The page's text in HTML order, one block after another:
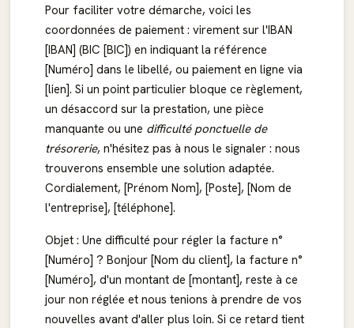
Pour faciliter votre démarche, voici les
coordonnées de paiement : virement sur l'IBAN
[IBAN] (BIC [BIC]) en indiquant la référence
[Numéro] dans le libellé, ou paiement en ligne via
[lien]. Si un point particulier bloque ce règlement,
un désaccord sur la prestation, une pièce
manquante ou une difficulté ponctuelle de
trésorerie, n'hésitez pas à nous le signaler : nous
trouverons ensemble une solution adaptée.
Cordialement, [Prénom Nom], [Poste], [Nom de
l'entreprise], [téléphone].
Objet : Une difficulté pour régler la facture n°
[Numéro] ? Bonjour [Nom du client], la facture n°
[Numéro], d'un montant de [montant], reste à ce
jour non réglée et nous tenions à prendre de vos
nouvelles avant d'aller plus loin. Si ce retard tient